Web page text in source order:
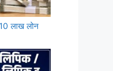
लाख लोन